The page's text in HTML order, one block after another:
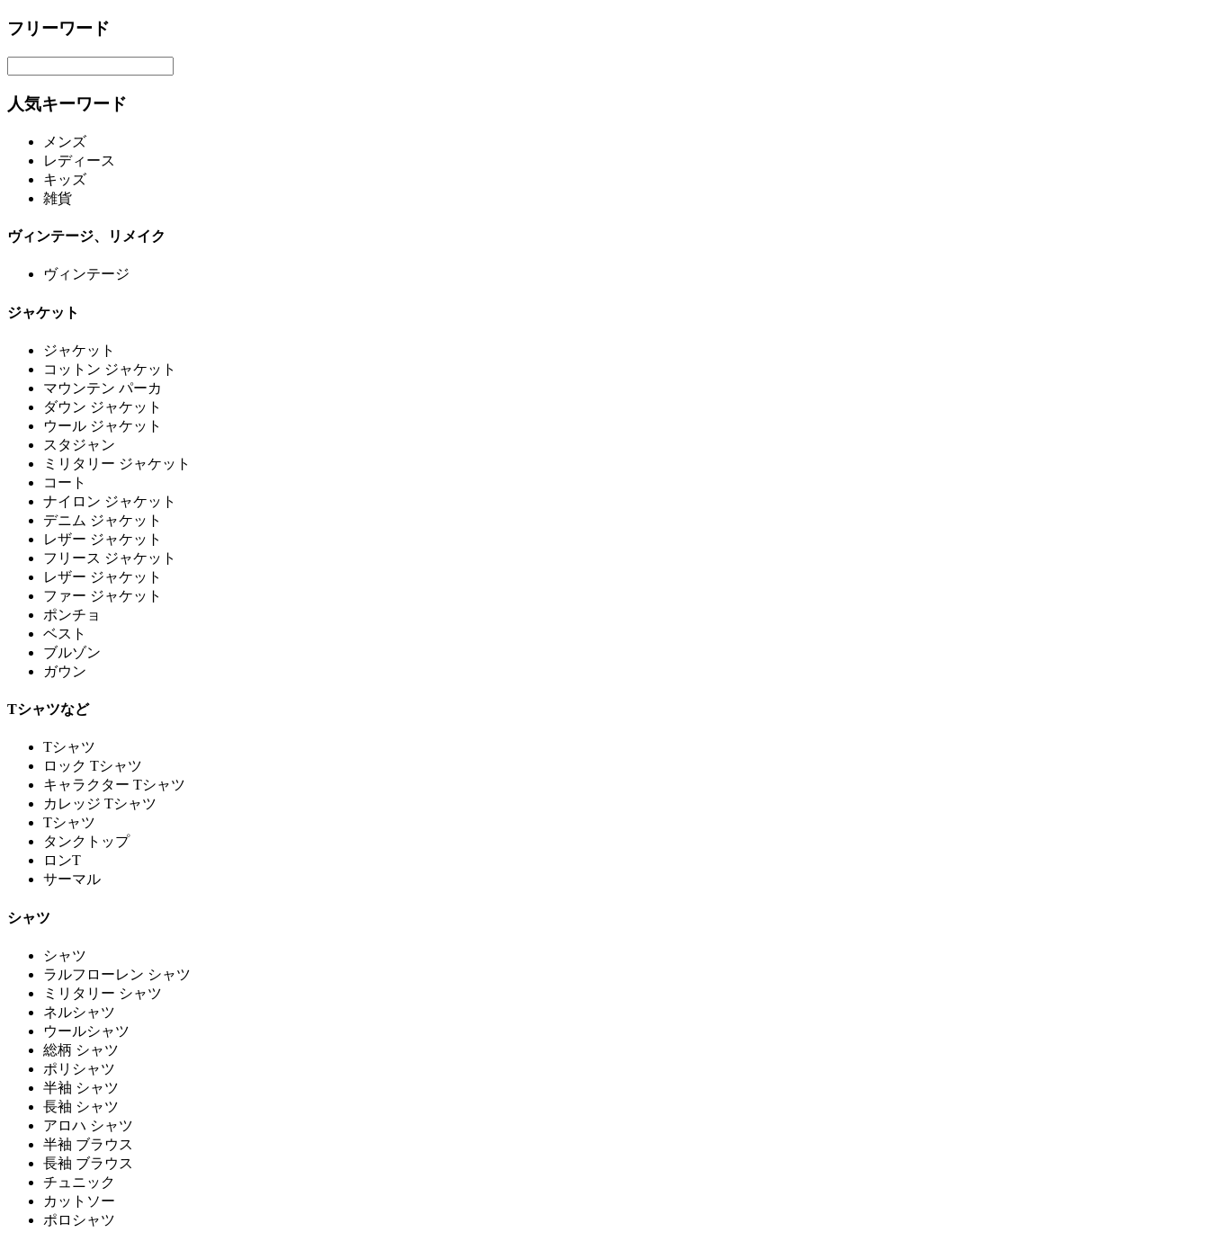
フリーワード
人気キーワード
メンズ
レディース
キッズ
雑貨
ヴィンテージ、リメイク
ヴィンテージ
ジャケット
ジャケット
コットン ジャケット
マウンテン パーカ
ダウン ジャケット
ウール ジャケット
スタジャン
ミリタリー ジャケット
コート
ナイロン ジャケット
デニム ジャケット
レザー ジャケット
フリース ジャケット
レザー ジャケット
ファー ジャケット
ポンチョ
ベスト
ブルゾン
ガウン
Tシャツなど
Tシャツ
ロック Tシャツ
キャラクター Tシャツ
カレッジ Tシャツ
Tシャツ
タンクトップ
ロンT
サーマル
シャツ
シャツ
ラルフローレン シャツ
ミリタリー シャツ
ネルシャツ
ウールシャツ
総柄 シャツ
ポリシャツ
半袖 シャツ
長袖 シャツ
アロハ シャツ
半袖 ブラウス
長袖 ブラウス
チュニック
カットソー
ポロシャツ